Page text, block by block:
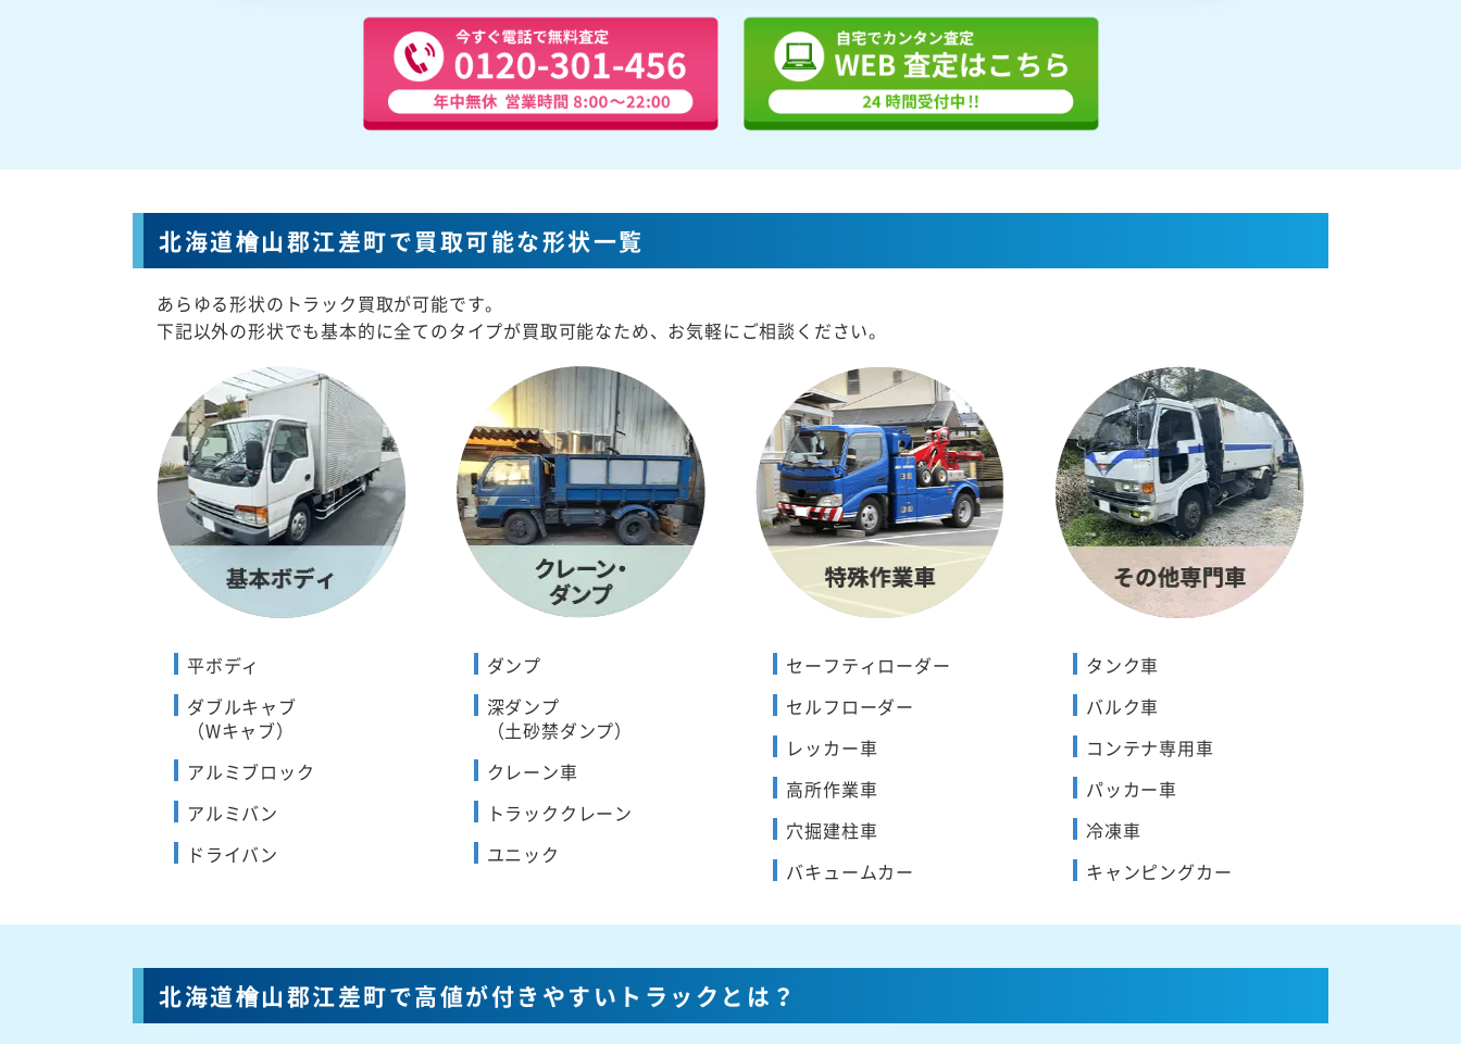
北海道檜山郡江差町で買取可能な形状一覧
あらゆる形状のトラック買取が可能です。
下記以外の形状でも基本的に全てのタイプが買取可能なため、お気軽にご相談ください。
平ボディ
ダブルキャブ
（Wキャブ）
アルミブロック
アルミバン
ドライバン
ダンプ
深ダンプ
（土砂禁ダンプ）
クレーン車
トラッククレーン
ユニック
セーフティローダー
セルフローダー
レッカー車
高所作業車
穴掘建柱車
バキュームカー
タンク車
バルク車
コンテナ専用車
パッカー車
冷凍車
キャンピングカー
北海道檜山郡江差町で高値が付きやすいトラックとは？